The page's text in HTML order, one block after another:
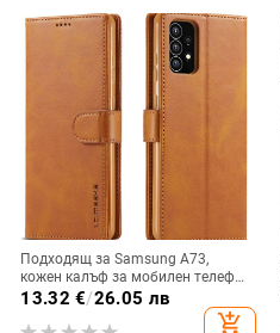
Подходящ за Samsung A73,
кожен калъф за мобилен телефон
A36/A16, калъф за мобилен
телефон A26/A56, флип калъф,
13.32 €/26.05 лв
add_shopping_cart